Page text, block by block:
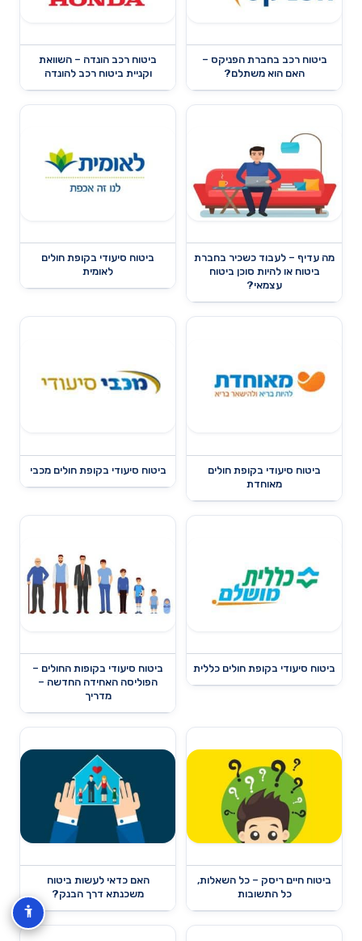
ביטוח רכב בחברת הפניקס –
האם הוא משתלם?
ביטוח רכב הונדה – השוואת
וקניית ביטוח רכב להונדה
מה עדיף – לעבוד כשכיר בחברת
ביטוח או להיות סוכן ביטוח
עצמאי?
ביטוח סיעודי בקופת חולים
לאומית
ביטוח סיעודי בקופת חולים
מאוחדת
ביטוח סיעודי בקופת חולים מכבי
ביטוח סיעודי בקופת חולים כללית
ביטוח סיעודי בקופות החולים –
הפוליסה האחידה החדשה –
מדריך
ביטוח חיים ריסק – כל השאלות,
כל התשובות
האם כדאי לעשות ביטוח
משכנתא דרך הבנק?